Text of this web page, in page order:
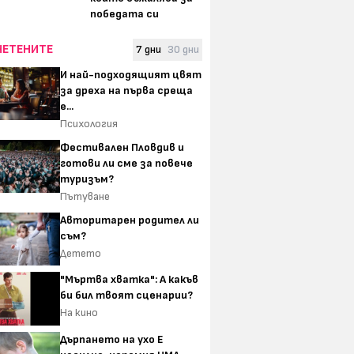
победата си
7 дни 30 дни
И най-подходящият цвят
за дреха на първа среща
е...
Психология
Фестивален Пловдив и
готови ли сме за повече
туризъм?
Пътуване
Авторитарен родител ли
съм?
Детето
"Мъртва хватка": А какъв
би бил твоят сценарии?
На кино
Дърпането на ухо Е